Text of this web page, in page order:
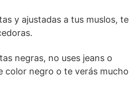
y ajustadas a tus muslos, te
negras, no uses jeans o
color negro o te verás mucho